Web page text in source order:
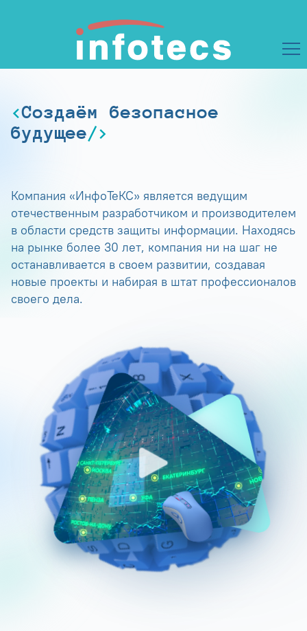
Создаём безопасное
будущее
Компания «ИнфоТеКС» является ведущим
отечественным разработчиком и производителем
в области средств защиты информации. Находясь
на рынке более 30 лет, компания ни на шаг не
останавливается в своем развитии, создавая
новые проекты и набирая в штат профессионалов
своего дела.